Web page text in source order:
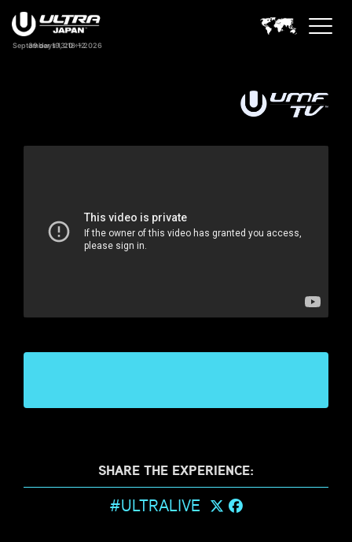
September 19, 20 — 2026
39 days 13:18:12
SHARE THE EXPERIENCE:
#ULTRALIVE